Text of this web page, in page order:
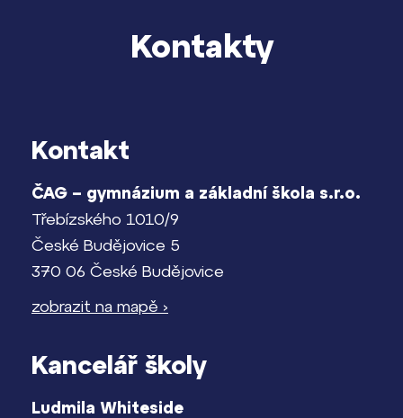
Kontakty
Kontakt
ČAG – gymnázium a základní škola s.r.o.
Třebízského 1010/9
České Budějovice 5
370 06 České Budějovice
zobrazit na mapě ›
Kancelář školy
Ludmila Whiteside